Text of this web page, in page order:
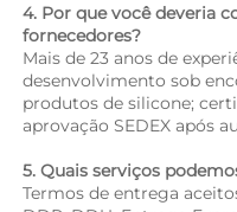
4. Por que você deveria
fornecedores?
Mais de 23 anos de
desenvolvimento sob
produtos de silicone;
aprovação SEDEX após
5. Quais serviços
Termos de entrega